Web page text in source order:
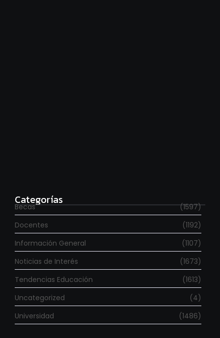
Categorías
Becas
(1597)
Docentes
(1192)
Información General
(1107)
Noticias de Interés
(1673)
Tendencias Educación
(1613)
Uncategorized
(4)
Universidad
(1486)